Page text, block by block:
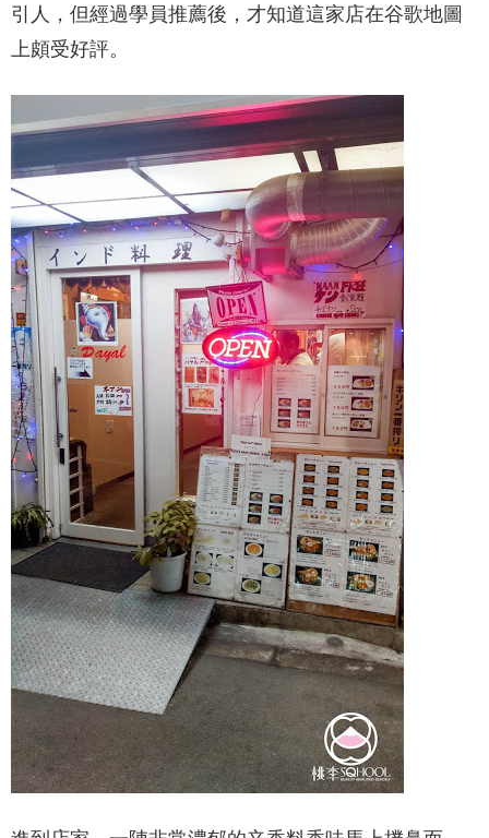
引人，但經過學員推薦後，才知道這家店在谷歌地圖
上頗受好評。